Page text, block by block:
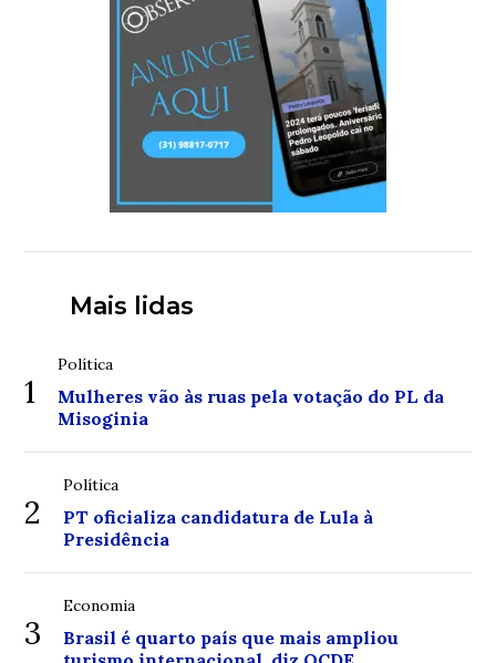
Mais lidas
1
Política
Mulheres vão às ruas pela votação do PL da
Misoginia
2
Política
PT oficializa candidatura de Lula à
Presidência
3
Economia
Brasil é quarto país que mais ampliou